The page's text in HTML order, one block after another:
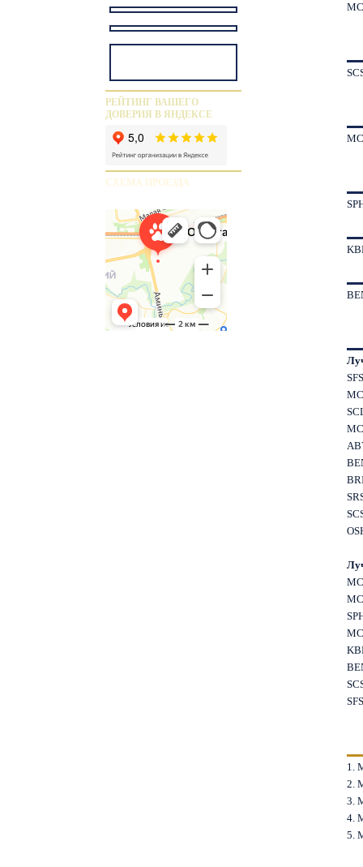
РЕЙТИНГ ВАШЕГО
ДОВЕРИЯ В ЯНДЕКСЕ
СХЕМА ПРОЕЗДА
1.
2.
3.
4.
5.